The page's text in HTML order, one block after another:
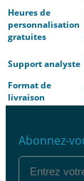
Heures de
personnalisation
gratuites
Support analyste
Format de
livraison
Abonnez-